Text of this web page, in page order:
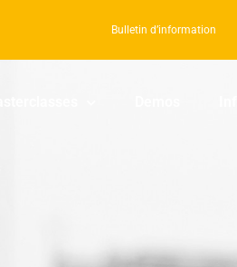
Bulletin d’information